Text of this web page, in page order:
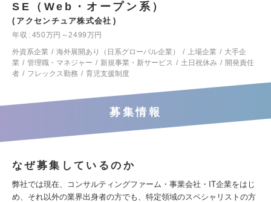
SE（Web・オープン系）
アクセンチュア株式会社
年収
450万円～2499万円
外資系企業
海外展開あり（日系グローバル企業） 上場企業
大手企
業
管理職・マネジャー 新規事業・新サービス 土日祝休み
開発責任
者
フレックス勤務 育児支援制度
募集情報
なぜ募集しているのか
弊社では現在、コンサルティングファーム・事業会社・IT企業をはじ
め、それ以外の業界出身者の方でも、特定領域のスペシャリストの方